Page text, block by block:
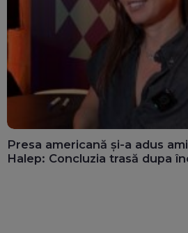
Presa americană și-a adus
Halep: Concluzia trasă dupa